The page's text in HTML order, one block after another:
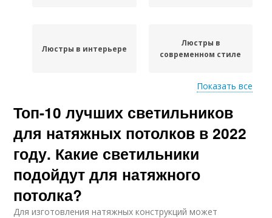
Люстры в интерьере
Люстры в
современном стиле
Белая люстра Люстра к дизайну
Современные люстры
Люстры в
Показать все
Топ-10 лучших светильников
для натяжных потолков в 2022
году. Какие светильники
подойдут для натяжного
потолка?
Для изготовления натяжных конструкций может